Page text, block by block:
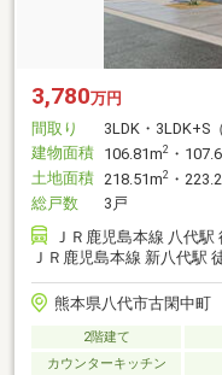
3,780万円
間取り
3LDK・3LDK+S
建物面積 106.81m2 ・
土地面積 218.51m2 ・
総戸数
3戸
ＪＲ鹿児島本線 八代駅
ＪＲ鹿児島本線 新八代駅
熊本県八代市古閑中町
2階建て
カウンターキッチン